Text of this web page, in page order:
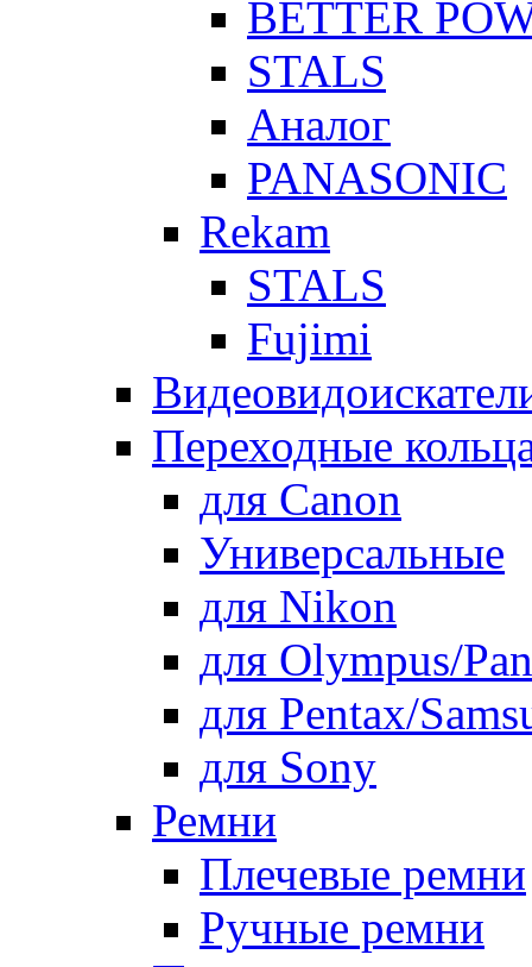
BETTER
STALS
Аналог
PANASONIC
Rekam
STALS
Fujimi
Переходные
для Canon
Универсальные
для Nikon
для Olympus/
для Pentax/
для Sony
Ремни
Плечевые ремни
Ручные ремни